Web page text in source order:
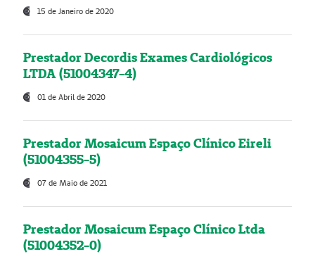
15 de Janeiro de 2020
Prestador Decordis Exames Cardiológicos
LTDA (51004347-4)
01 de Abril de 2020
Prestador Mosaicum Espaço Clínico Eireli
(51004355-5)
07 de Maio de 2021
Prestador Mosaicum Espaço Clínico Ltda
(51004352-0)